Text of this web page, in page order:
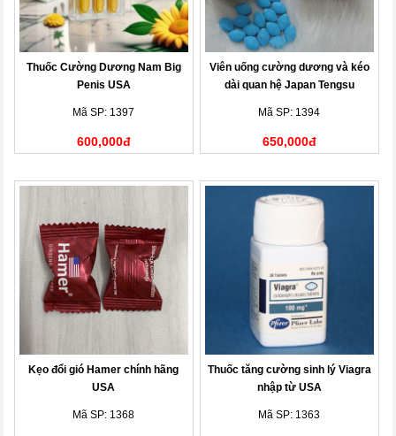
Thuốc Cường Dương Nam Big
Penis USA
Mã SP: 1397
600,000đ
Viên uống cường dương và kéo
dài quan hệ Japan Tengsu
Mã SP: 1394
650,000đ
Kẹo đổi gió Hamer chính hãng
USA
Mã SP: 1368
Thuốc tăng cường sinh lý Viagra
nhập từ USA
Mã SP: 1363